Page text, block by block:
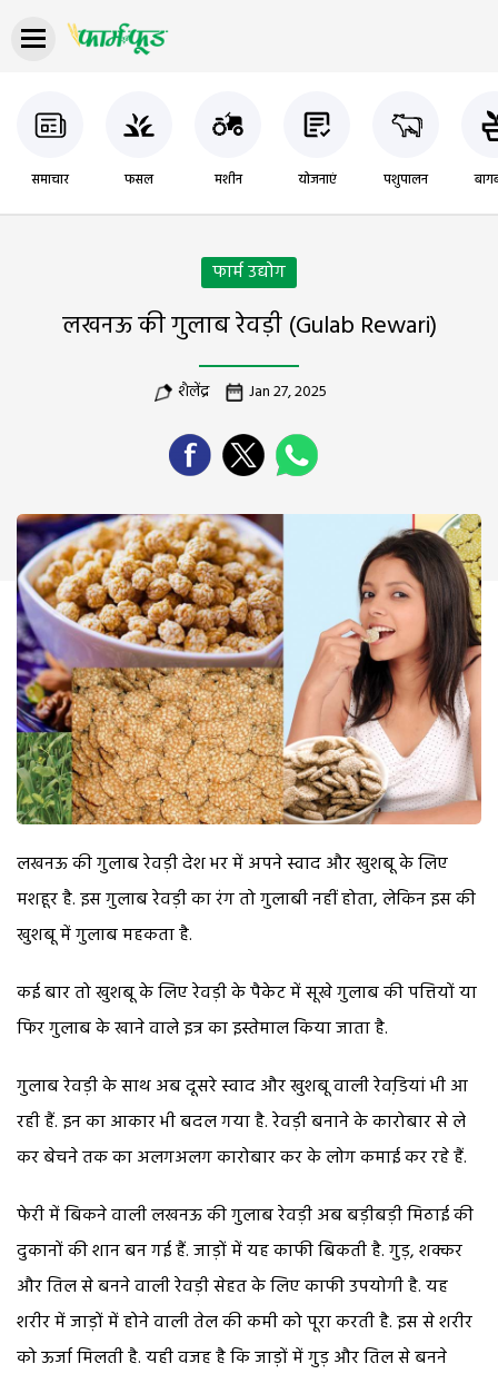
समाचार फसल मशीन योजनाएं पशुपालन
फार्म उद्योग
लखनऊ की गुलाब रेवड़ी (Gulab Rewari)
शैलेंद्र Jan 27, 2025
लखनऊ की गुलाब रेवड़ी देश भर में अपने स्वाद और खुशबू के लिए
मशहूर है. इस गुलाब रेवड़ी का रंग तो गुलाबी नहीं होता, लेकिन इस की
खुशबू में गुलाब महकता है.
कई बार तो खुशबू के लिए रेवड़ी के पैकेट में सूखे गुलाब की पत्तियों या
फिर गुलाब के खाने वाले इत्र का इस्तेमाल किया जाता है.
गुलाब रेवड़ी के साथ अब दूसरे स्वाद और खुशबू वाली रेवडि़यां भी आ
रही हैं. इन का आकार भी बदल गया है. रेवड़ी बनाने के कारोबार से ले
कर बेचने तक का अलगअलग कारोबार कर के लोग कमाई कर रहे हैं.
फेरी में बिकने वाली लखनऊ की गुलाब रेवड़ी अब बड़ीबड़ी मिठाई की
दुकानों की शान बन गई हैं. जाड़ों में यह काफी बिकती है. गुड़, शक्कर
और तिल से बनने वाली रेवड़ी सेहत के लिए काफी उपयोगी है. यह
शरीर में जाड़ों में होने वाली तेल की कमी को पूरा करती है. इस से शरीर
को ऊर्जा मिलती है. यही वजह है कि जाड़ों में गुड़ और तिल से बनने